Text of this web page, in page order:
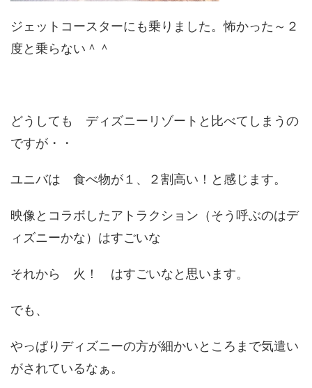
ジェットコースターにも乗りました。怖かった～２
度と乗らない＾＾
どうしても ディズニーリゾートと比べてしまうの
ですが・・
ユニバは 食べ物が１、２割高い！と感じます。
映像とコラボしたアトラクション（そう呼ぶのはデ
ィズニーかな）はすごいな
それから 火！ はすごいなと思います。
でも、
やっぱりディズニーの方が細かいところまで気遣い
がされているなぁ。